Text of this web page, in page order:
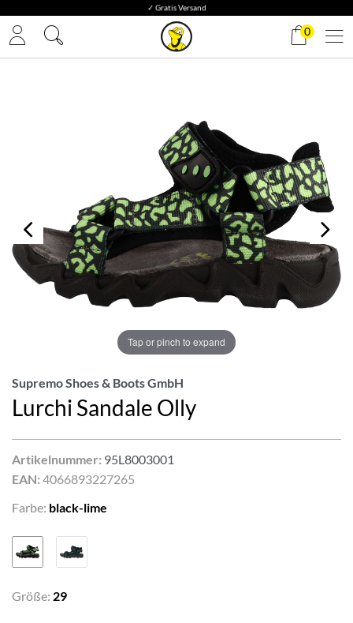
✓ Gratis Versand
0
Tap or pinch to expand
Supremo Shoes & Boots GmbH
Lurchi Sandale Olly
Artikelnummer: 95L8003001
EAN: 4066893227265
Farbe: black-lime
Größe: 29